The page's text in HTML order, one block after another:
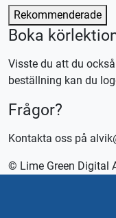
Rekommenderade
Boka
Visste du att du
beställning kan du
Frågor?
Kontakta oss på
© Lime Green Digital